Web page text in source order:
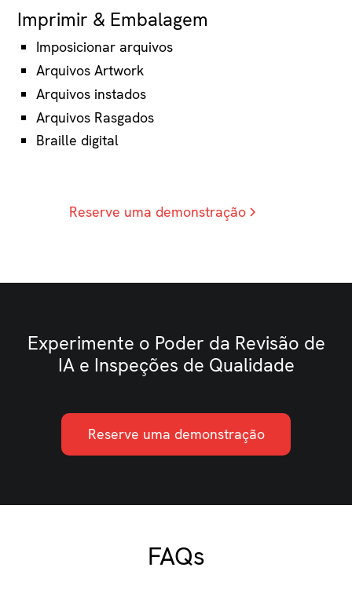
Imprimir & Embalagem
Imposicionar arquivos
Arquivos Artwork
Arquivos instados
Arquivos Rasgados
Braille digital
Reserve uma demonstração
Experimente o Poder da Revisão de
IA e Inspeções de Qualidade
Reserve uma demonstração
FAQs